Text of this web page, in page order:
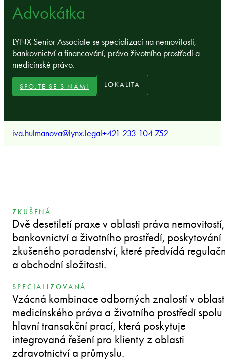
Advokátka
LYNX Senior Associate se specializací na nemovitosti,
bankovnictví a financování, právo životního prostředí a
medicínské právo.
SPOJTE SE S NÁMI LOKALITA
iva.hulmanova@lynx.legal+421 233 104 752
ZKUŠENÁ
Dvě desetiletí praxe v oblasti práva nemovitostí,
bankovnictví a životního prostředí, poskytování
zkušeného poradenství, které předvídá
a obchodní složitosti.
SPECIALIZOVANÁ
Vzácná kombinace odborných znalostí v
medicínského práva a životního prostředí spolu
hlavní transakční prací, která poskytuje
integrovaná řešení pro klienty z oblasti
zdravotnictví a průmyslu.